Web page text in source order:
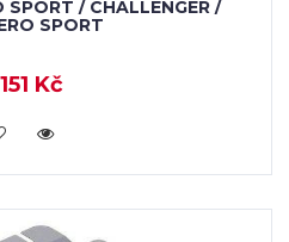
SPORT / CHALLENGER /
SPORT
Kč